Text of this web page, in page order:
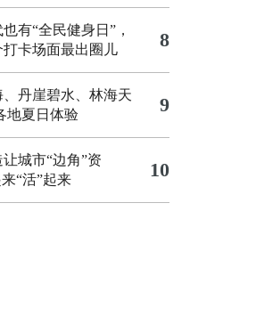
有“全民健身日”，
打卡场面最出圈儿
8
丹崖碧水、林海天
地夏日体验
9
城市“边角”资
“活”起来
10